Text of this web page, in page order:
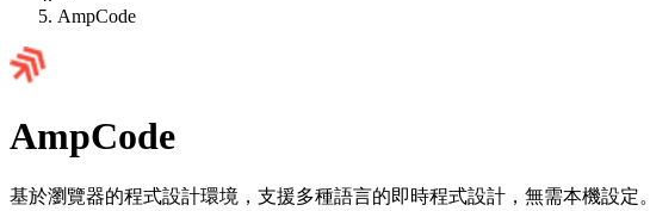
AmpCode
AmpCode
基於瀏覽器的程式設計環境，支援多種語言的即時程式設計，無需本機設定。